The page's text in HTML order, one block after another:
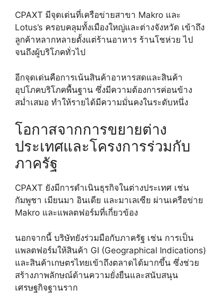
CPAXT มีจุดเด่นที่เครือข่ายสาขา Makro และ
Lotus’s ครอบคลุมทั้งเมืองใหญ่และต่างจังหวัด เข้าถึง
ลูกค้าหลากหลายตั้งแต่ร้านอาหาร ร้านโชห่วย ไป
จนถึงผู้บริโภคทั่วไป
อีกจุดเด่นคือการเน้นสินค้าอาหารสดและสินค้า
อุปโภคบริโภคพื้นฐาน ซึ่งมีความต้องการค่อนข้าง
สม่ำเสมอ ทำให้รายได้มีความมั่นคงในระดับหนึ่ง
โอกาสจากการขยายต่าง
ประเทศและโครงการร่วมกับ
ภาครัฐ
CPAXT ยังมีการดำเนินธุรกิจในต่างประเทศ เช่น
กัมพูชา เมียนมา อินเดีย และมาเลเซีย ผ่านเครือข่าย
Makro และแพลตฟอร์มที่เกี่ยวข้อง
นอกจากนี้ บริษัทยังร่วมมือกับภาครัฐ เช่น การเป็น
แพลตฟอร์มให้สินค้า GI (Geographical Indications)
และสินค้าเกษตรไทยเข้าถึงตลาดได้มากขึ้น ซึ่งช่วย
สร้างภาพลักษณ์ด้านความยั่งยืนและสนับสนุน
เศรษฐกิจฐานราก